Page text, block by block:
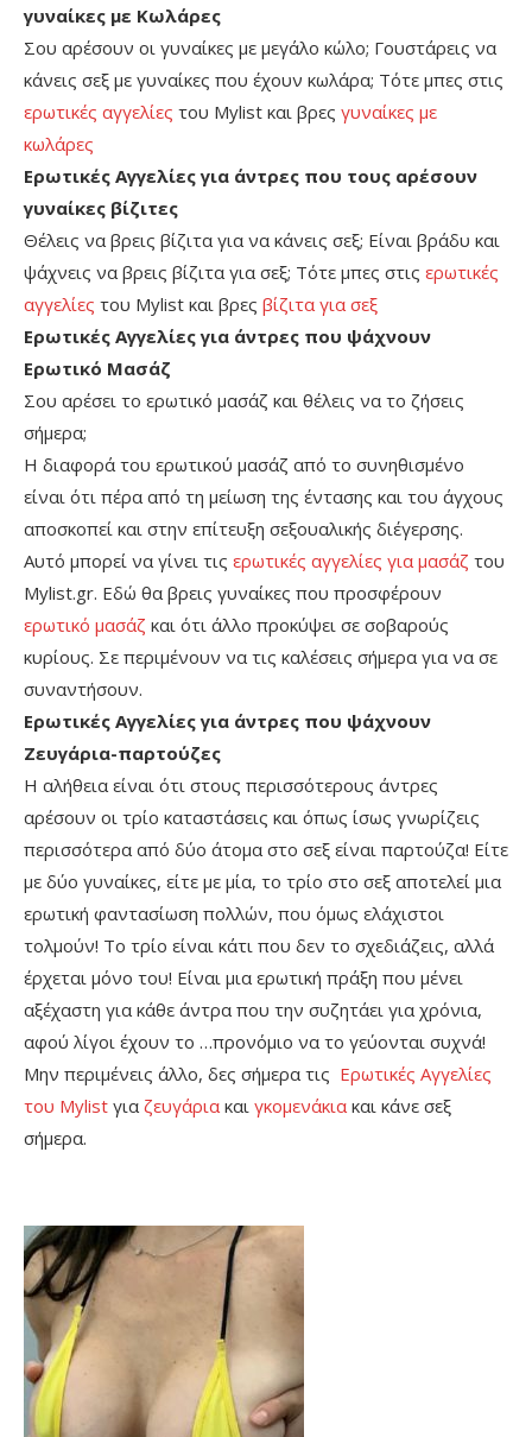
γυναίκες με Κωλάρες
Σου αρέσουν οι γυναίκες με μεγάλο κώλο; Γουστάρεις να
κάνεις σεξ με γυναίκες που έχουν κωλάρα; Τότε μπες στις
ερωτικές αγγελίες του Mylist και βρες γυναίκες με
κωλάρες
Ερωτικές Αγγελίες για άντρες που τους αρέσουν
γυναίκες βίζιτες
Θέλεις να βρεις βίζιτα για να κάνεις σεξ; Είναι βράδυ και
ψάχνεις να βρεις βίζιτα για σεξ; Τότε μπες στις ερωτικές
αγγελίες του Mylist και βρες βίζιτα για σεξ
Ερωτικές Αγγελίες για άντρες που ψάχνουν
Ερωτικό Μασάζ
Σου αρέσει το ερωτικό μασάζ και θέλεις να το ζήσεις
σήμερα;
Η διαφορά του ερωτικού μασάζ από το συνηθισμένο
είναι ότι πέρα από τη μείωση της έντασης και του άγχους
αποσκοπεί και στην επίτευξη σεξουαλικής διέγερσης.
Αυτό μπορεί να γίνει τις ερωτικές αγγελίες για μασάζ του
Mylist.gr. Εδώ θα βρεις γυναίκες που προσφέρουν
ερωτικό μασάζ και ότι άλλο προκύψει σε σοβαρούς
κυρίους. Σε περιμένουν να τις καλέσεις σήμερα για να σε
συναντήσουν.
Ερωτικές Αγγελίες για άντρες που ψάχνουν
Ζευγάρια-παρτούζες
Η αλήθεια είναι ότι στους περισσότερους άντρες
αρέσουν οι τρίο καταστάσεις και όπως ίσως γνωρίζεις
περισσότερα από δύο άτομα στο σεξ είναι παρτούζα! Είτε
με δύο γυναίκες, είτε με μία, το τρίο στο σεξ αποτελεί μια
ερωτική φαντασίωση πολλών, που όμως ελάχιστοι
τολμούν! Το τρίο είναι κάτι που δεν το σχεδιάζεις, αλλά
έρχεται μόνο του! Είναι μια ερωτική πράξη που μένει
αξέχαστη για κάθε άντρα που την συζητάει για χρόνια,
αφού λίγοι έχουν το …προνόμιο να το γεύονται συχνά!
Μην περιμένεις άλλο, δες σήμερα τις Ερωτικές Αγγελίες
του Mylist για ζευγάρια και γκομενάκια και κάνε σεξ
σήμερα.